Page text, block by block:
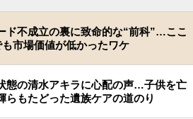
ド不成立の裏に致命的な“前科”…ここ
も市場価値が低かったワケ
態の清水アキラに心配の声…子供を亡
らもたどった遺族ケアの道のり